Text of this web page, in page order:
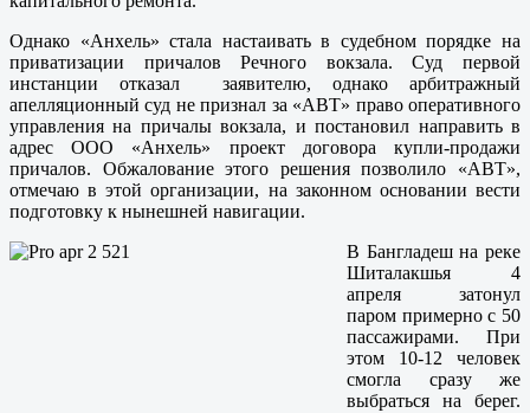
Однако «Анхель» стала настаивать в судебном порядке на
приватизации причалов Речного вокзала. Суд первой
инстанции отказал заявителю, однако арбитражный
апелляционный суд не признал за «АВТ» право оперативного
управления на причалы вокзала, и постановил направить в
адрес ООО «Анхель» проект договора купли-продажи
причалов. Обжалование этого решения позволило «АВТ»,
отмечаю в этой организации, на законном основании вести
подготовку к нынешней навигации.
В Бангладеш на реке
Шиталакшья 4
апреля затонул
паром примерно с 50
пассажирами. При
этом 10-12 человек
смогла сразу же
выбраться на берег.